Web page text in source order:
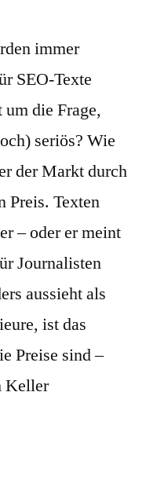
immer
SEO-Texte
die Frage,
seriös? Wie
der Markt durch
Preis. Texten
– oder er meint
Journalisten
aussieht als
ist das
Preise sind –
Keller„Wo